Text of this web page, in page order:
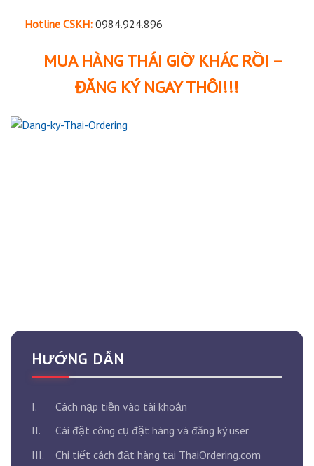
Hotline CSKH: 0984.924.896
MUA HÀNG THÁI GIỜ KHÁC RỒI –
ĐĂNG KÝ NGAY THÔI!!!
HƯỚNG DẪN
I.
Cách nạp tiền vào tài khoản
II.
Cài đặt công cụ đặt hàng và đăng ký user
III.
Chi tiết cách đặt hàng tại ThaiOrdering.com